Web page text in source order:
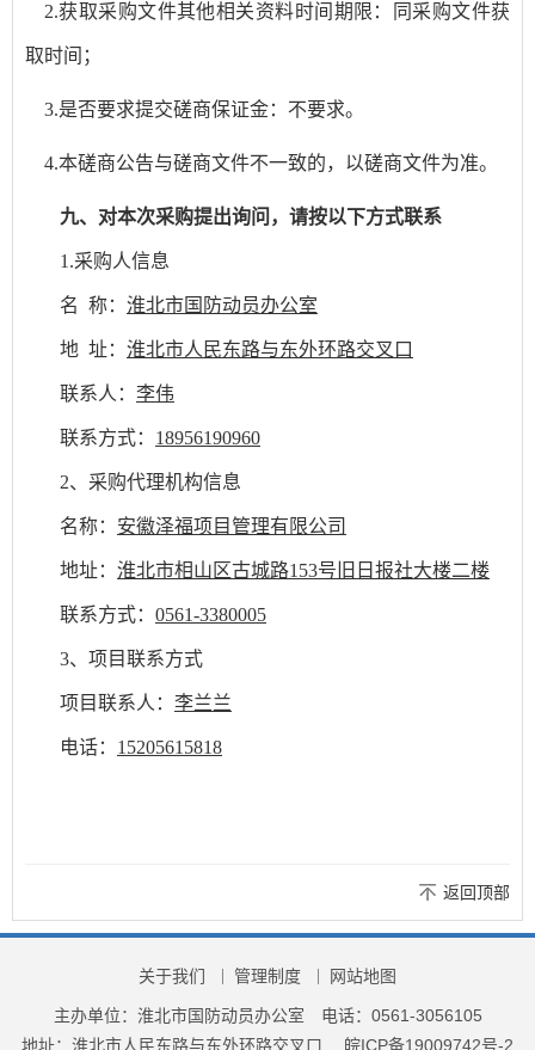
2.获取采购文件其他相关资料时间期限：同采购文件获
取时间；
3.是否要求提交磋商保证金： 不要求。
4.本磋商公告与磋商文件不一致的，以磋商文件为准。
九、 对本次采购提出询问，请按以下方式联系
1.采购人信息
名 称： 淮北市国防动员办公室
地 址： 淮北市人民东路与东外环路交叉口
联系人： 李伟
联系方式： 18956190960
2、采购代理机构信息
名称： 安徽泽福项目管理有限公司
地址： 淮北市相山区古城路153号旧日报社大楼二楼
联系方式： 0561-3380005
3、项目联系方式
项目联系人： 李兰兰
电话： 15205615818
返回顶部
关于我们 管理制度 网站地图
主办单位：淮北市国防动员办公室
电话：0561-3056105
地址：淮北市人民东路与东外环路交叉口
皖ICP备19009742号-2